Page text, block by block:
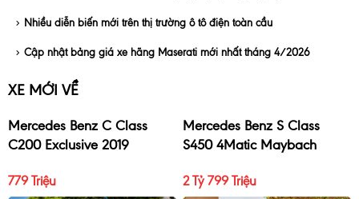
Nhiều diễn biến mới trên thị trường ô tô điện toàn cầu
Cập nhật bảng giá xe hãng Maserati mới nhất tháng 4/2026
XE MỚI VỀ
Mercedes Benz C Class
C200 Exclusive 2019
779 Triệu
Mercedes Benz S Class
S450 4Matic Maybach
2 Tỷ 799 Triệu